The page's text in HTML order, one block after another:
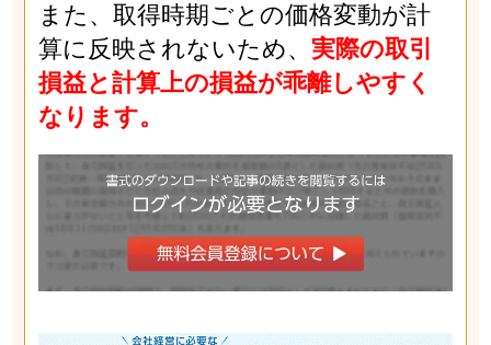
また、取得時期ごとの価格変動が計
算に反映されないため、 実際の取引
損益と計算上の損益が乖離しやすく
なります。